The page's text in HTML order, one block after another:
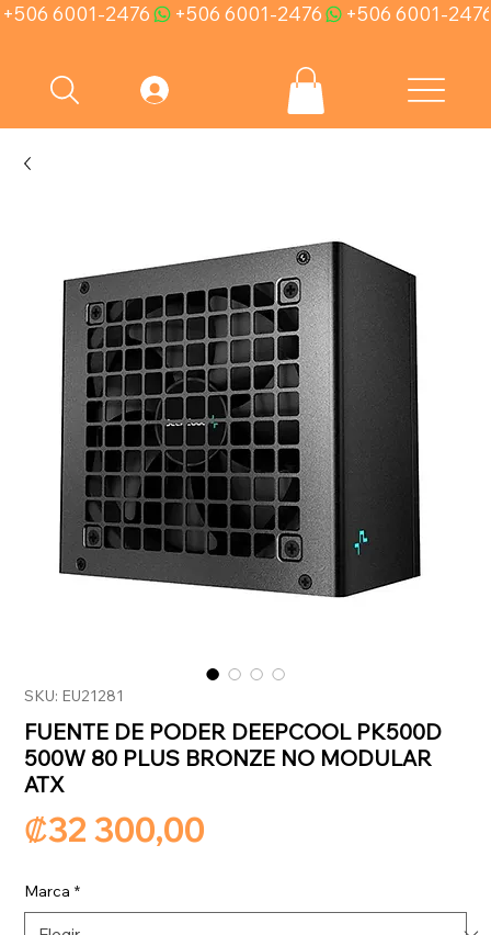
+506 6001-2476
SKU: EU21281
FUENTE DE PODER DEEPCOOL PK500D
500W 80 PLUS BRONZE NO MODULAR
ATX
₡32 300,00
Marca *